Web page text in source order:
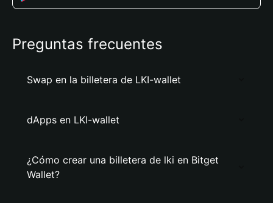
Preguntas frecuentes
Swap en la billetera de LKI-wallet
dApps en LKI-wallet
¿Cómo crear una billetera de lki en Bitget
Wallet?